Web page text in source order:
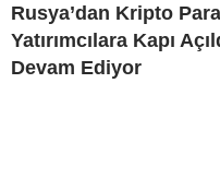
Rusya’dan Kripto
Yatırımcılara Kapı
Devam Ediyor